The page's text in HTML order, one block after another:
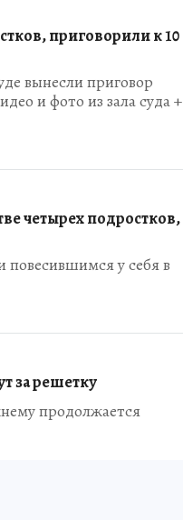
приговорили к 10
вынесли приговор
и фото из зала суда +
четырех подростков,
повесившимся у себя в
за решетку
продолжается